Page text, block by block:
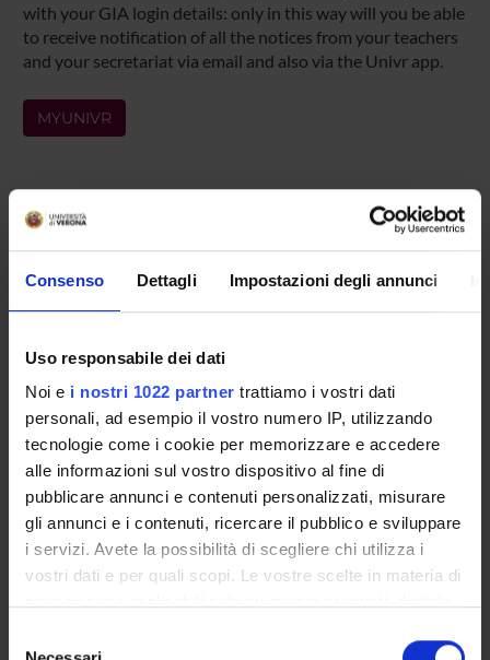
Consenso Dettagli Impostazioni degli annunci
Uso responsabile dei dati
Noi e i nostri 1022 partner trattiamo i vostri dati
personali, ad esempio il vostro numero IP, utilizzando
tecnologie come i cookie per memorizzare e accedere
alle informazioni sul vostro dispositivo al fine di
pubblicare annunci e contenuti personalizzati, misurare
gli annunci e i contenuti, ricercare il pubblico e sviluppare
i servizi. Avete la possibilità di scegliere chi utilizza i
vostri dati e per quali scopi. Le vostre scelte in materia di
modificare o revocare il proprio consenso in qualsiasi
with your GIA login details: only in this way will you be able
to receive notification of all the notices from your teachers
and your secretariat via email and also via the Univr app.
MYUNIVR
Overview
Enrolment Policy
Prepare for your admissions tests with Univr
Academic Calendar
Lesson timetable
Degree Programme
Exam calendar
Notices
Governing bodies
Faculty staff
Scholarships and Grants
Housing service